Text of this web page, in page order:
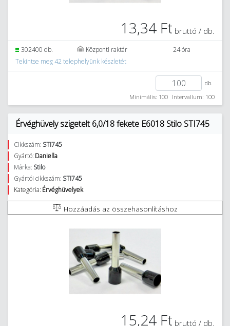
13,34 Ft bruttó / db.
302400 db. Központi raktár
24 óra
Tekintse meg 42 telephelyünk készletét
db.
Minimális: 100 Intervallum: 100
Érvéghüvely szigetelt 6,0/18 fekete E6018 Stilo STI745
Cikkszám: STI745
Gyártó: Daniella
Márka: Stilo
Gyártói cikkszám: STI745
Kategória: Érvéghüvelyek
Hozzáadás az összehasonlításhoz
15,24 Ft bruttó / db.